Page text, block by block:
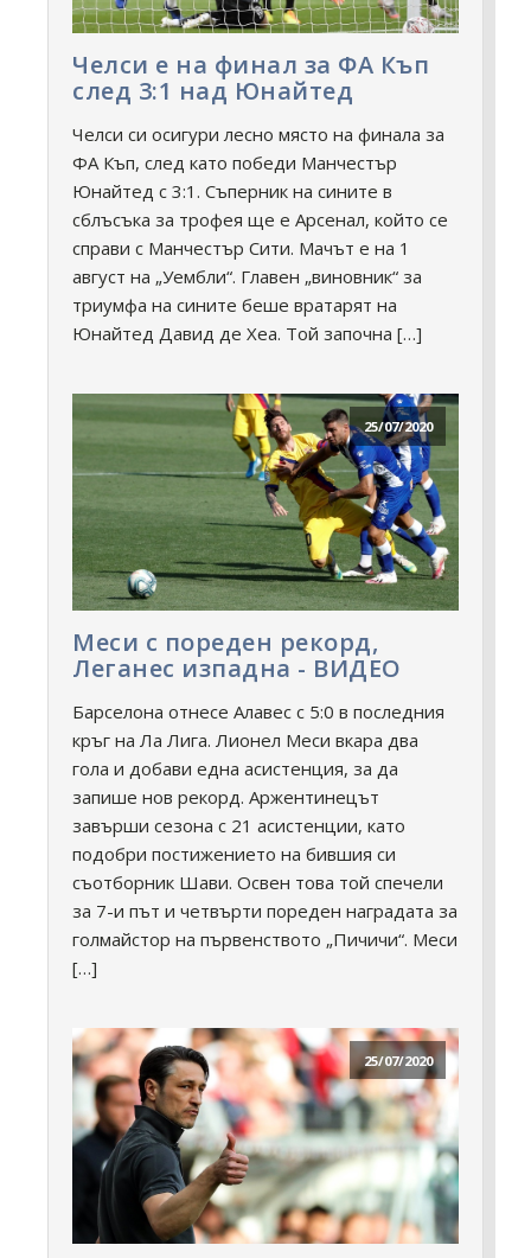
Челси е на финал за ФА Къп
след 3:1 над Юнайтед
Челси си осигури лесно място на финала за
ФА Къп, след като победи Манчестър
Юнайтед с 3:1. Съперник на сините в
сблъсъка за трофея ще е Арсенал, който се
справи с Манчестър Сити. Мачът е на 1
август на „Уембли“. Главен „виновник“ за
триумфа на сините беше вратарят на
Юнайтед Давид де Хеа. Той започна […]
25/07/2020
Меси с пореден рекорд,
Леганес изпадна - ВИДЕО
Барселона отнесе Алавес с 5:0 в последния
кръг на Ла Лига. Лионел Меси вкара два
гола и добави една асистенция, за да
запише нов рекорд. Аржентинецът
завърши сезона с 21 асистенции, като
подобри постижението на бившия си
съотборник Шави. Освен това той спечели
за 7-и път и четвърти пореден наградата за
голмайстор на първенството „Пичичи“. Меси
[…]
25/07/2020